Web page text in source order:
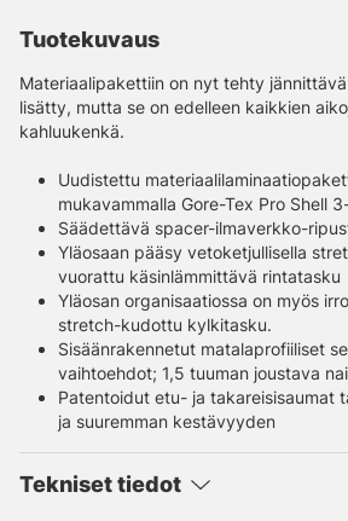
Tuotekuvaus
Materiaalipakettiin on nyt tehty
lisätty, mutta se on edelleen kaikkien
kahluukenkä.
Uudistettu
mukavammalla Gore-Tex Pro Shell
Säädettävä spacer-ilmaverkko-
Yläosaan pääsy vetoketjullisella
vuorattu käsinlämmittävä rintatasku
Yläosan organisaatiossa on myös
stretch-kudottu kylkitasku.
Sisäänrakennetut matalaprofiiliset
vaihtoehdot; 1,5 tuuman joustava
Patentoidut etu- ja takareisisaumat
ja suuremman kestävyyden
Tekniset tiedot